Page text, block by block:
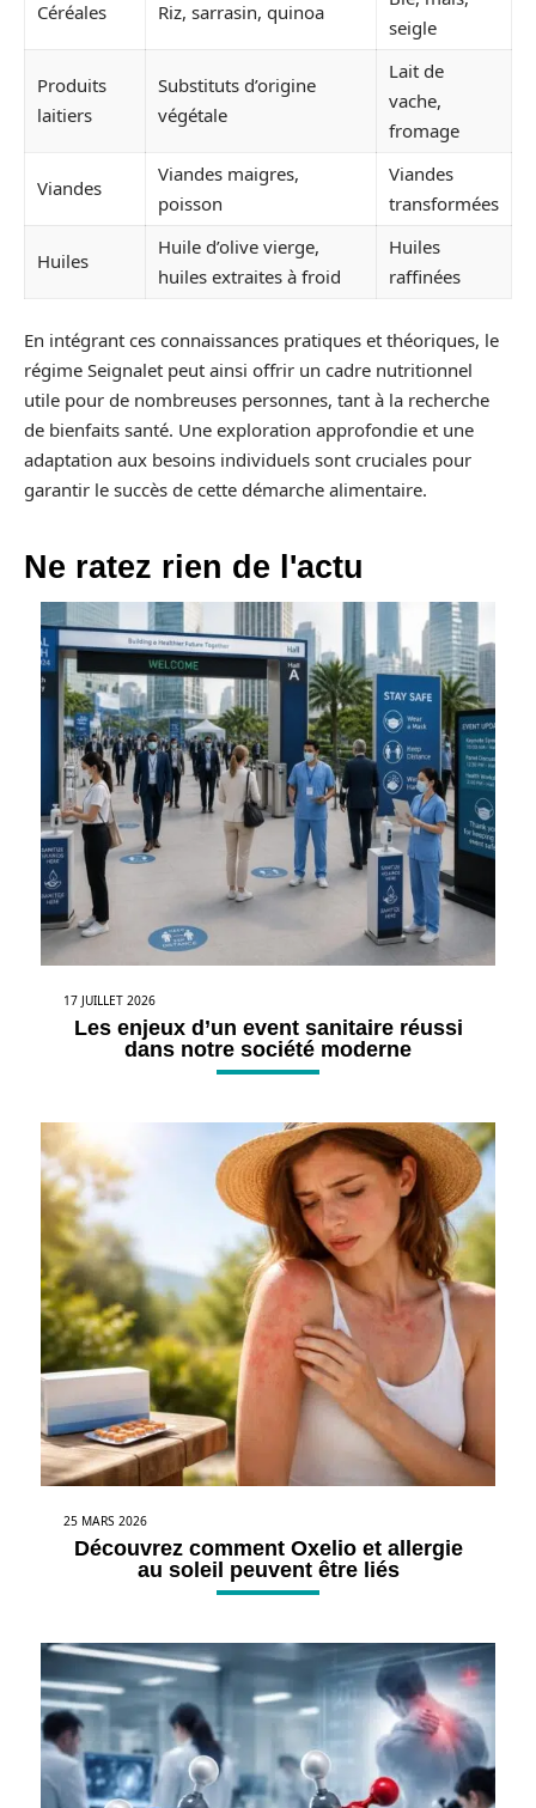
Céréales Riz, sarrasin, quinoa
seigle
Produits
laitiers
Substituts d’origine
végétale
Lait de
vache,
fromage
Viandes
Viandes maigres,
poisson
Viandes
transformées
Huiles
Huile d’olive vierge,
huiles extraites à froid
Huiles
raffinées
En intégrant ces connaissances pratiques et théoriques, le
régime Seignalet peut ainsi offrir un cadre nutritionnel
utile pour de nombreuses personnes, tant à la recherche
de bienfaits santé. Une exploration approfondie et une
adaptation aux besoins individuels sont cruciales pour
garantir le succès de cette démarche alimentaire.
Ne ratez rien de l'actu
17 JUILLET 2026
Les enjeux d’un event sanitaire réussi
dans notre société moderne
25 MARS 2026
Découvrez comment Oxelio et allergie
au soleil peuvent être liés